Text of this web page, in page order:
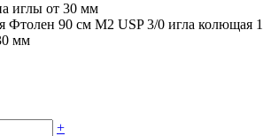
Фтолен 90 см М2 USP 3/0 игла колющая 1
мм
+